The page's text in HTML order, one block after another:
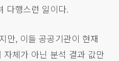
다행스런 일이다.
만, 이들 공공기관이 현재
체가 아닌 분석 결과 값만